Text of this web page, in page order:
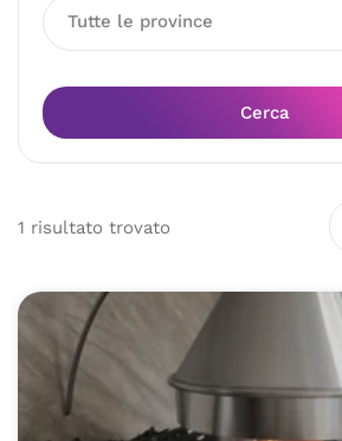
Tutte le province
Cerca
1 risultato trovato